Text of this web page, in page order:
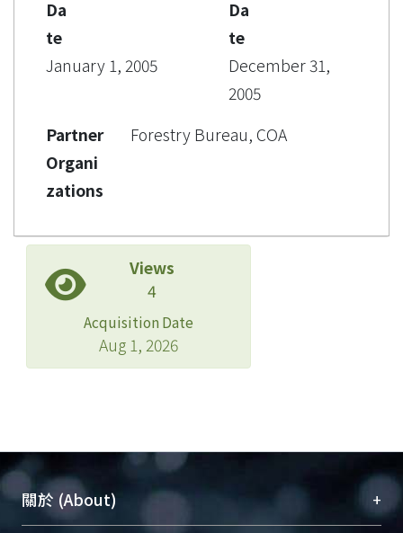
Da
te
January 1, 2005
Da
te
December 31,
2005
Partner
Organi
zations
Forestry Bureau, COA
Views
4
Acquisition Date
Aug 1, 2026
關於 (About) +